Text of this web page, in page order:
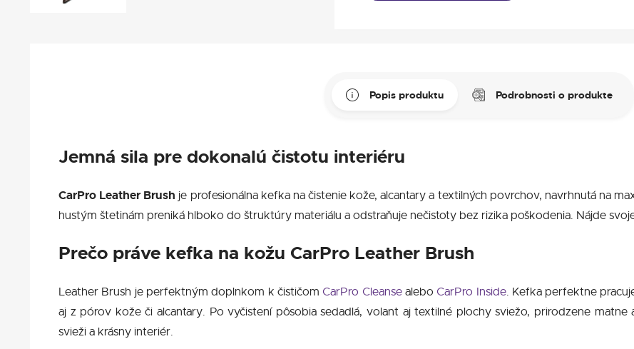
Popis produktu Podrobnosti o produkte
Jemná sila pre dokonalú čistotu interiéru
CarPro Leather Brush je profesionálna kefka na čistenie kože, alcantary a textilných povrchov, navrhnutá na
hustým štetinám preniká hlboko do štruktúry materiálu a odstraňuje nečistoty bez rizika poškodenia. Nájde
Prečo práve kefka na kožu CarPro Leather Brush
Leather Brush je perfektným doplnkom k čističom CarPro Cleansealebo CarPro Inside. Kefka perfektne
aj z pórov kože či alcantary. Po vyčistení pôsobia sedadlá, volant aj textilné plochy sviežo, prirodzene
svieži a krásny interiér.